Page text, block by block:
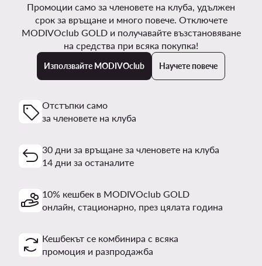
Промоции само за членовете на клуба, удължен
срок за връщане и много повече. Отключете
MODIVOclub GOLD и получавайте възстановяване
на средства при всяка покупка!
Използвайте MODIVOclub Научете повече
Отстъпки само
за членовете на клуба
30 дни за връщане за членовете на клуба
14 дни за останалите
10% кешбек в MODIVOclub GOLD
онлайн, стационарно, през цялата година
Кешбекът се комбинира с всяка
промоция и разпродажба